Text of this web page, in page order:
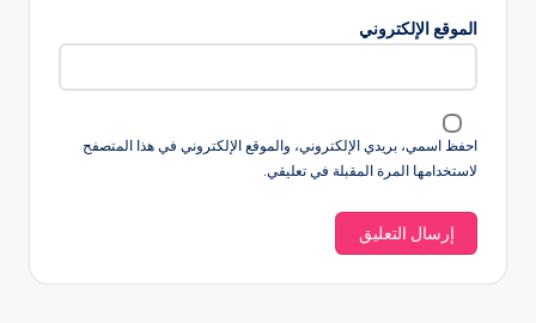
الموقع الإلكتروني
احفظ اسمي، بريدي الإلكتروني، والموقع الإلكتروني في هذا المتصفح
لاستخدامها المرة المقبلة في تعليقي.